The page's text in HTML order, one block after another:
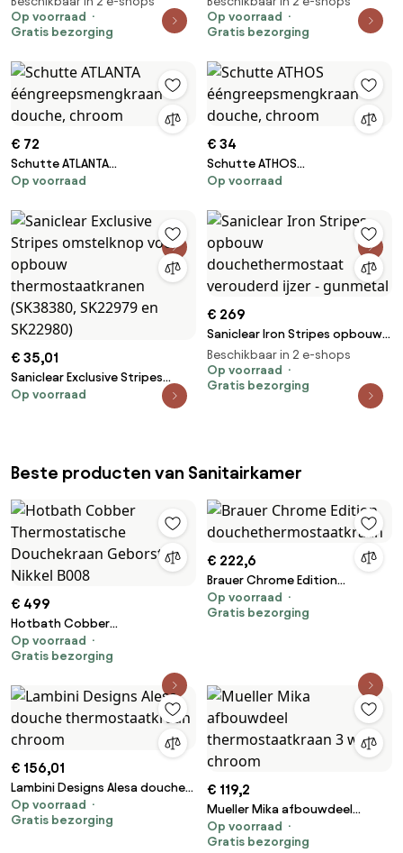
messing / mat goud 20cm
hoofddouche staaf
Op voorraad
Gratis bezorging
weg omstel verouderd messing
Op voorraad
Gratis bezorging
€ 72
Schutte ATLANTA
ééngreepsmengkraan douche,
Op voorraad
€ 34
Schutte ATHOS
ééngreepsmengkraan douche,
Op voorraad
€ 35,01
Saniclear Exclusive Stripes
omstelknop voor opbouw
Op voorraad
€ 269
Saniclear Iron Stripes opbouw
douchethermostaat
verouderd ijzer - gunmetal
Beschikbaar in 2 e-shops
Op voorraad
Gratis bezorging
Beste producten van Sanitairkamer
€ 499
Hotbath Cobber
Thermostatische Douchekraan
Geborsteld Nikkel B008
Op voorraad
Gratis bezorging
€ 222,6
Brauer Chrome Edition
douchethermostaatkraan
Op voorraad
Gratis bezorging
€ 156,01
Lambini Designs Alesa douche
thermostaatkraan chroom
Op voorraad
Gratis bezorging
€ 119,2
Mueller Mika afbouwdeel
thermostaatkraan 3 weg
chroom
Op voorraad
Gratis bezorging